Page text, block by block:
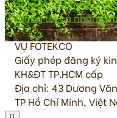
thông tin cá nhân
Đơn vị chủ quản:
VỤ FOTEKCO
Giấy phép đăng ký
KH&ĐT TP.HCM cấp
Địa chỉ: 43 Dương
TP Hồ Chí Minh, Việt